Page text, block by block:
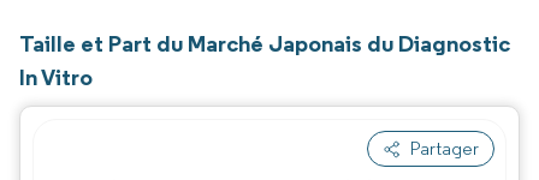
Taille et Part du Marché Japonais du Diagnostic
In Vitro
Partager